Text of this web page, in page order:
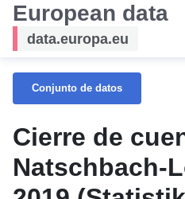
European data
data.europa.eu
Conjunto de datos
Cierre de
Natschbach-